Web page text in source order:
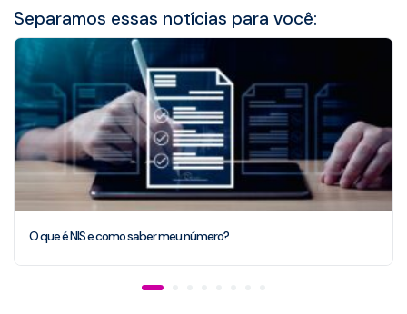
Separamos essas notícias para você:
O que é NIS e como saber meu número?